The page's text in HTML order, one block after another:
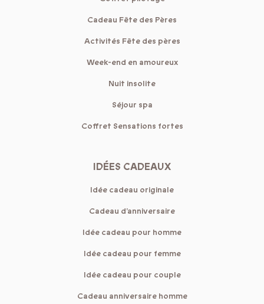
Cadeau Fête des Pères
Activités Fête des pères
Week-end en amoureux
Nuit insolite
Séjour spa
Coffret Sensations fortes
IDÉES CADEAUX
Idée cadeau originale
Cadeau d’anniversaire
Idée cadeau pour homme
Idée cadeau pour femme
Idée cadeau pour couple
Cadeau anniversaire homme